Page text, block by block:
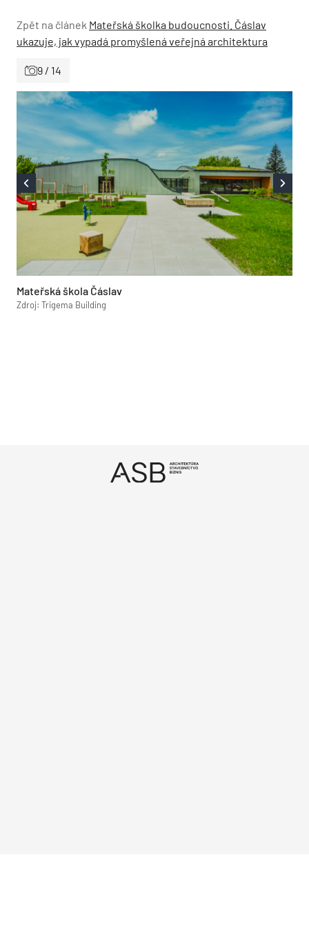
Zpět na článek Mateřská školka budoucnosti. Čáslav
ukazuje, jak vypadá promyšlená veřejná architektura
9 / 14
Mateřská škola Čáslav
Zdroj: Trigema Building